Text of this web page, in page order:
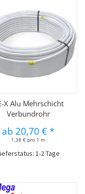
X Alu Mehrschicht
Verbundrohr
ab 20,70 € *
1,38 € pro 1 m
1-2 Tage